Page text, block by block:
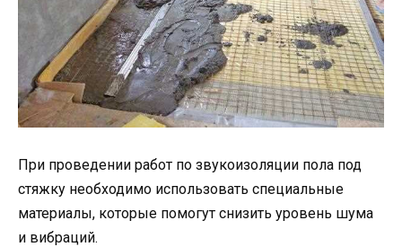
При проведении работ по звукоизоляции пола под
стяжку необходимо использовать специальные
материалы, которые помогут снизить уровень шума
и вибраций.